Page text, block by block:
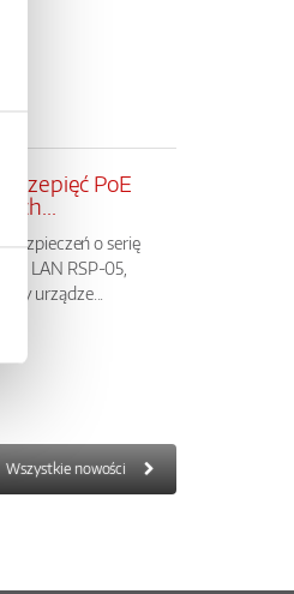
przepięć PoE
o serię
LAN RSP-05,
urządze...
Wszystkie nowości